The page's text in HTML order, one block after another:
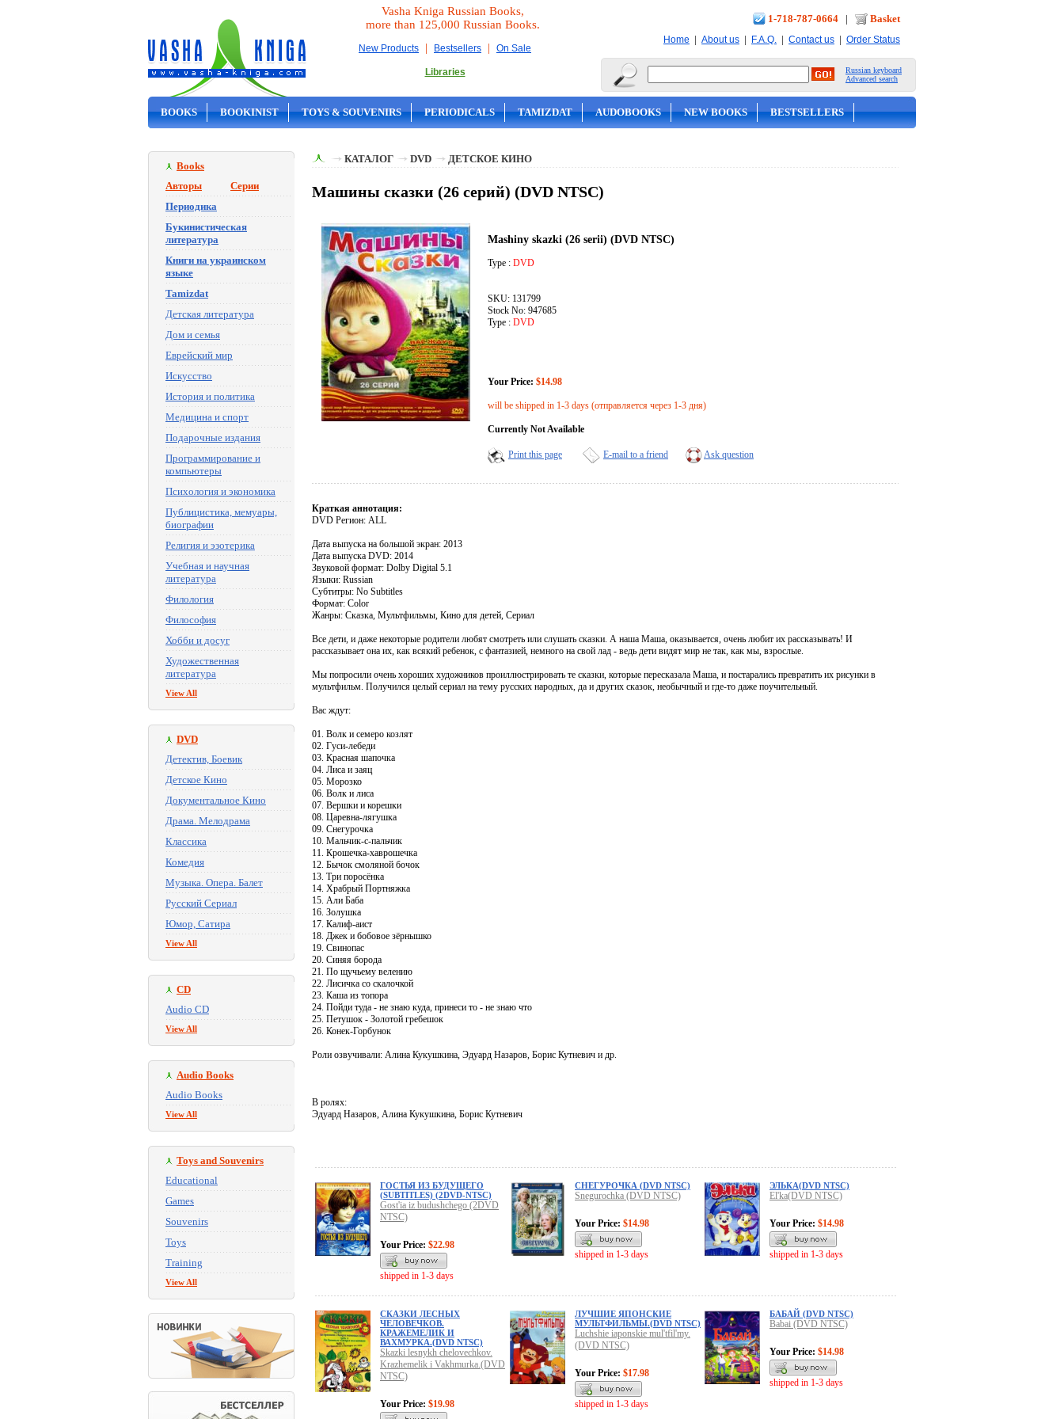
Vasha Kniga Russian Books,
more than 125,000 Russian Books.
New Products | Bestsellers | On Sale
Libraries
1-718-787-0664 | Basket
Home | About us | F.A.Q. | Contact us | Order Status
Russian keyboard
Advanced search
BOOKS BOOKINIST TOYS & SOUVENIRS PERIODICALS TAMIZDAT AUDOBOOKS NEW BOOKS BESTSELLERS
Books
Авторы
Серии
Периодика
Букинистическая
литература
Книги на украинском
языке
Tamizdat
Детская литература
Дом и семья
Еврейский мир
Искусство
История и политика
Медицина и спорт
Подарочные издания
Программирование и
компьютеры
Психология и экономика
Публицистика, мемуары,
биографии
Религия и эзотерика
Учебная и научная
литература
Филология
Философия
Хобби и досуг
Художественная
литература
View All
DVD
Детектив, Боевик
Детское Кино
Документальное Кино
Драма. Мелодрама
Классика
Комедия
Музыка. Опера. Балет
Русский Сериал
Юмор, Сатира
View All
CD
Audio CD
View All
Audio Books
Audio Books
View All
Toys and Souvenirs
Educational
Games
Souvenirs
Toys
Training
View All
КАТАЛОГ DVD ДЕТСКОЕ КИНО
Машины сказки (26 серий) (DVD NTSC)
Mashiny skazki (26 serii) (DVD NTSC)
Type : DVD
SKU: 131799
Stock No: 947685
Type : DVD
Your Price: $14.98
will be shipped in 1-3 days (отправляется через 1-3 дня)
Currently Not Available
Print this page E-mail to a friend Ask question
Краткая аннотация:
DVD Регион: ALL
Дата выпуска на большой экран: 2013
Дата выпуска DVD: 2014
Звуковой формат: Dolby Digital 5.1
Языки: Russian
Субтитры: No Subtitles
Формат: Color
Жанры: Сказка, Мультфильмы, Кино для детей, Сериал
Все дети, и даже некоторые родители любят смотреть или слушать сказки. А наша Маша, оказывается, очень любит их рассказывать! И
рассказывает она их, как всякий ребенок, с фантазией, немного на свой лад - ведь дети видят мир не так, как мы, взрослые.
Мы попросили очень хороших художников проиллюстрировать те сказки, которые пересказала Маша, и постарались превратить их рисунки в
мультфильм. Получился целый сериал на тему русских народных, да и других сказок, необычный и где-то даже поучительный.
Вас ждут:
01. Волк и семеро козлят
02. Гуси-лебеди
03. Красная шапочка
04. Лиса и заяц
05. Морозко
06. Волк и лиса
07. Вершки и корешки
08. Царевна-лягушка
09. Снегурочка
10. Мальчик-с-пальчик
11. Крошечка-хаврошечка
12. Бычок смоляной бочок
13. Три поросёнка
14. Храбрый Портняжка
15. Али Баба
16. Золушка
17. Калиф-аист
18. Джек и бобовое зёрнышко
19. Свинопас
20. Синяя борода
21. По щучьему велению
22. Лисичка со скалочкой
23. Каша из топора
24. Пойди туда - не знаю куда, принеси то - не знаю что
25. Петушок - Золотой гребешок
26. Конек-Горбунок
Роли озвучивали: Алина Кукушкина, Эдуард Назаров, Борис Кутневич и др.
В ролях:
Эдуард Назаров, Алина Кукушкина, Борис Кутневич
ГОСТЬЯ ИЗ БУДУЩЕГО
(SUBTITLES) (2DVD-NTSC)
Gost'ia iz budushchego (2DVD
NTSC)
Your Price: $22.98
shipped in 1-3 days
СНЕГУРОЧКА (DVD NTSC)
Snegurochka (DVD NTSC)
Your Price: $14.98
shipped in 1-3 days
ЭЛЬКА(DVD NTSC)
El'ka(DVD NTSC)
Your Price: $14.98
shipped in 1-3 days
СКАЗКИ ЛЕСНЫХ
ЧЕЛОВЕЧКОВ.
КРАЖЕМЕЛИК И
ВАХМУРКА.(DVD NTSC)
Skazki lesnykh chelovechkov.
Krazhemelik i Vakhmurka.(DVD
NTSC)
Your Price: $19.98
ЛУЧШИЕ ЯПОНСКИЕ
МУЛЬТФИЛЬМЫ.(DVD NTSC)
Luchshie iaponskie mul'tfil'my.
(DVD NTSC)
Your Price: $17.98
shipped in 1-3 days
БАБАЙ (DVD NTSC)
Babai (DVD NTSC)
Your Price: $14.98
shipped in 1-3 days